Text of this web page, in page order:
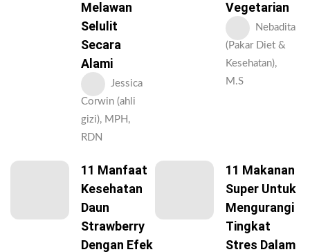
Melawan
Selulit
Secara
Alami
Jessica
Corwin (ahli
gizi), MPH,
RDN
Vegetarian
Nebadita
(Pakar Diet &
Kesehatan),
M.S
11 Manfaat
Kesehatan
Daun
Strawberry
Dengan Efek
11 Makanan
Super Untuk
Mengurangi
Tingkat
Stres Dalam